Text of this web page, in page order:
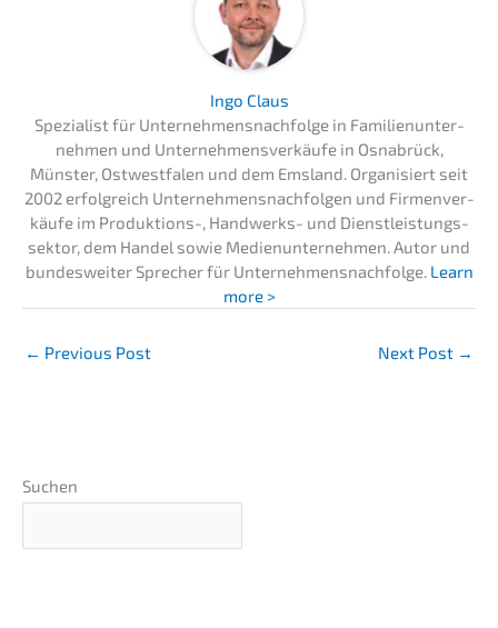
Ingo Claus
Spezia­list für Unternehmens­nachfolge in Famili­en­un­ter­
neh­men und Unter­neh­mens­ver­käu­fe in Osnabrück,
Münster, Ostwest­fa­len und dem Emsland. Organi­siert seit
2002 erfolg­reich Unter­neh­mens­nach­fol­gen und Firmen­ver­
käu­fe im Produk­ti­ons-, Handwerks- und Dienst­leis­tungs­
sek­tor, dem Handel sowie Medien­un­ter­neh­men. Autor und
bundes­wei­ter Sprecher für Unternehmens­nachfolge. Learn
more >
← Previous Post Next Post →
Suchen